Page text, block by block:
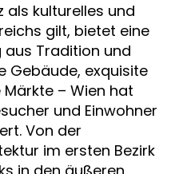
als kulturelles und
gilt, bietet eine
aus Tradition und
Gebäude, exquisite
– Wien hat
und Einwohner
Von der
im ersten Bezirk